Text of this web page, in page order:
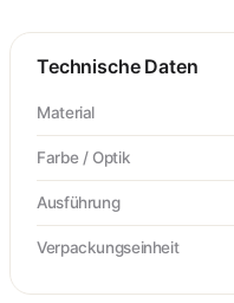
Technische Daten
Material
Farbe / Optik
Ausführung
Verpackungseinheit